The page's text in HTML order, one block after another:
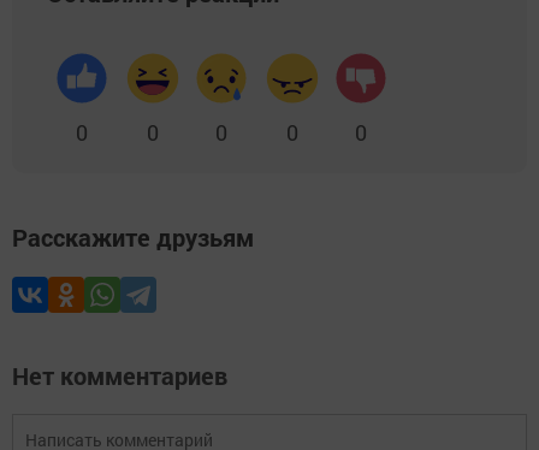
0 0 0 0 0
Расскажите друзьям
Нет комментариев